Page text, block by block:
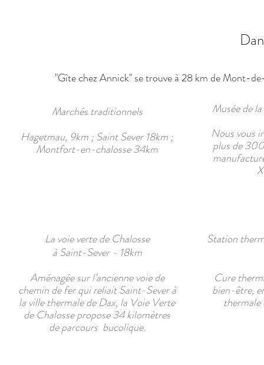
"Gîte chez Annick" se trouve à 28 km de Mont-
Marchés traditionnels
Hagetmau, 9km ; Saint Sever 18km ;
Montfort-en-chalosse 34km
Musée de
Nous vous
plus de
La voie verte de Chalosse
à Saint-Sever - 18km
Aménagée sur l’ancienne voie de
chemin de fer qui reliait Saint-Sever à
la ville thermale de Dax, la Voie Verte
de Chalosse propose 34 kilomètres
de parcours bucolique.
Station
Cure
bien-être,